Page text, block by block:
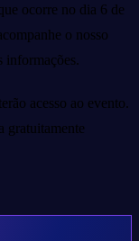
ocorre no dia 6 de
o nosso
informações.
acesso ao evento.
gratuitamente